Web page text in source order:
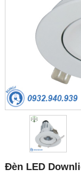
Đèn LED